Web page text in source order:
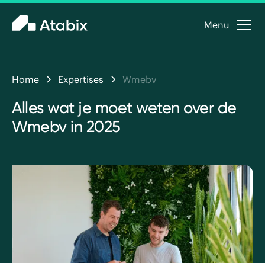
Menu
Home Expertises Wmebv
Alles wat je moet weten over de
Wmebv in 2025